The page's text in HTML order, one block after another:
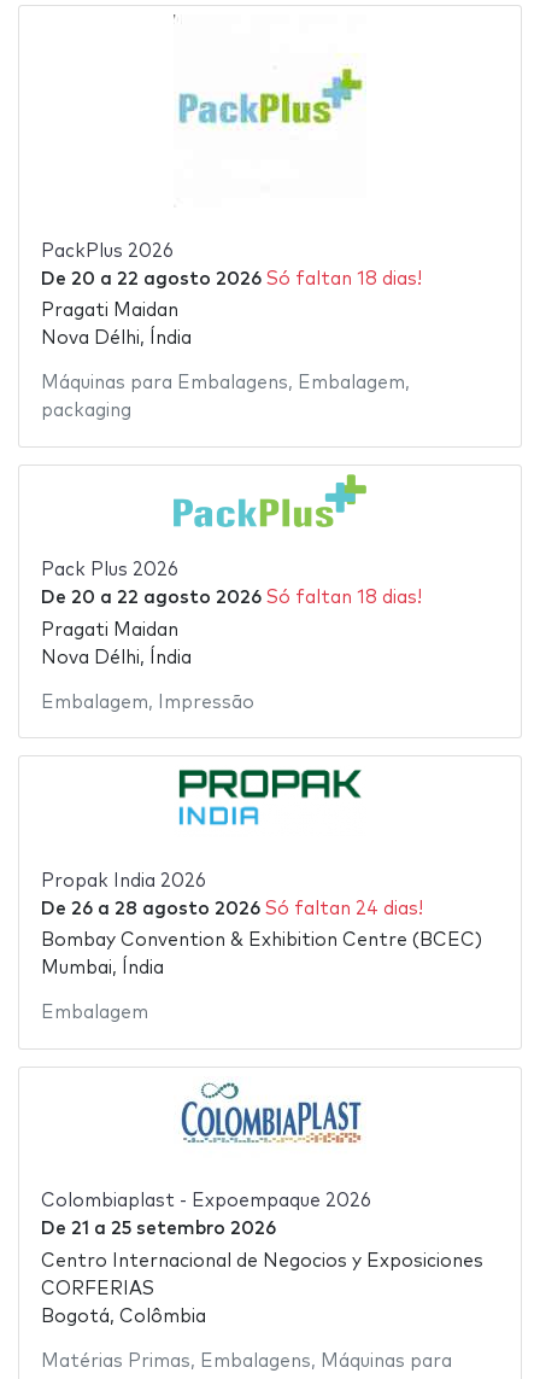
PackPlus 2026
De 20 a 22 agosto 2026 Só faltan 18 dias!
Pragati Maidan
Nova Délhi, Índia
Máquinas para Embalagens, Embalagem,
packaging
Pack Plus 2026
De 20 a 22 agosto 2026 Só faltan 18 dias!
Pragati Maidan
Nova Délhi, Índia
Embalagem, Impressão
Propak India 2026
De 26a 28 agosto 2026 Só faltan 24 dias!
Bombay Convention & Exhibition Centre (BCEC)
Mumbai, Índia
Embalagem
Colombiaplast - Expoempaque 2026
De 21 a 25 setembro 2026
Centro Internacional de Negocios y Exposiciones
CORFERIAS
Bogotá, Colômbia
Matérias Primas, Embalagens, Máquinas para